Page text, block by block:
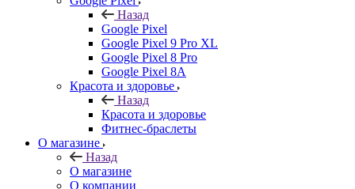
Назад
Google Pixel
Google Pixel 9 Pro XL
Google Pixel 8 Pro
Google Pixel 8A
Красота и здоровье
Назад
Красота и здоровье
Фитнес-браслеты
О магазине
Назад
О магазине
О компании